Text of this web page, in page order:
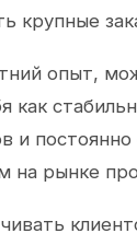
крупные
опыт,
как
и
на рынке